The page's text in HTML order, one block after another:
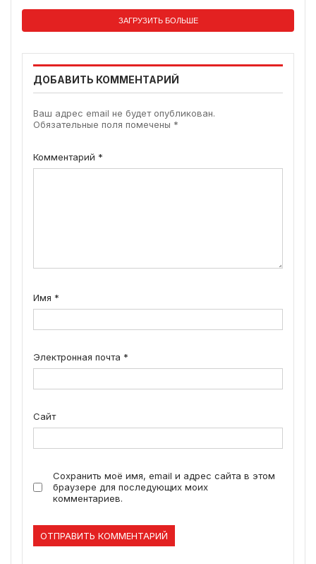
ЗАГРУЗИТЬ БОЛЬШЕ
ДОБАВИТЬ КОММЕНТАРИЙ
Ваш адрес email не будет опубликован.
Обязательные поля помечены *
Комментарий *
Имя *
Электронная почта *
Сайт
Сохранить моё имя, email и адрес сайта в этом
браузере для последующих моих
комментариев.